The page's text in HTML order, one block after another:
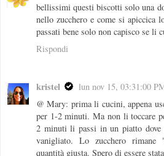
bellissimi questi biscotti solo una
nello zucchero e come si apiccica
passati bene solo non capisco se li
Rispondi
kristel
lun nov 15, 03:31:00
@ Mary: prima li cucini, appena
per 1-2 minuti. Ma non li toccare
2 minuti li passi in un piatto dove
vanigliato. Lo zucchero rimane
quantità giusta. Spero di essere